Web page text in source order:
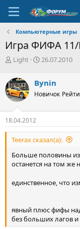
Компьютерные игры
Игра ФИФА 11/
А
т
о
р
т
е
м
ы
Light
Д
а
н
ч
л
а
26.07.2010
Bynin
Новичок
18.04.2012
Teerax сказал(а):
Больше половины из
останется на том
единственное, что
явный плюс фифы
без больших лагов и